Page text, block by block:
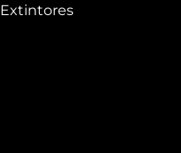
Extintores